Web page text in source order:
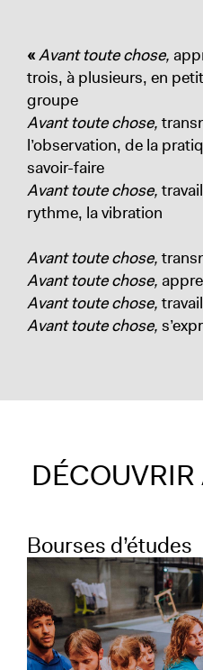
«Avant toute chose,
trois, à plusieurs, en
groupe
Avant toute chose,
l’observation, de la
savoir-faire
Avant toute chose,
rythme, la vibration
Avant toute chose,
Avant toute chose,
Avant toute chose,
Avant toute chose,
Bourses d’études